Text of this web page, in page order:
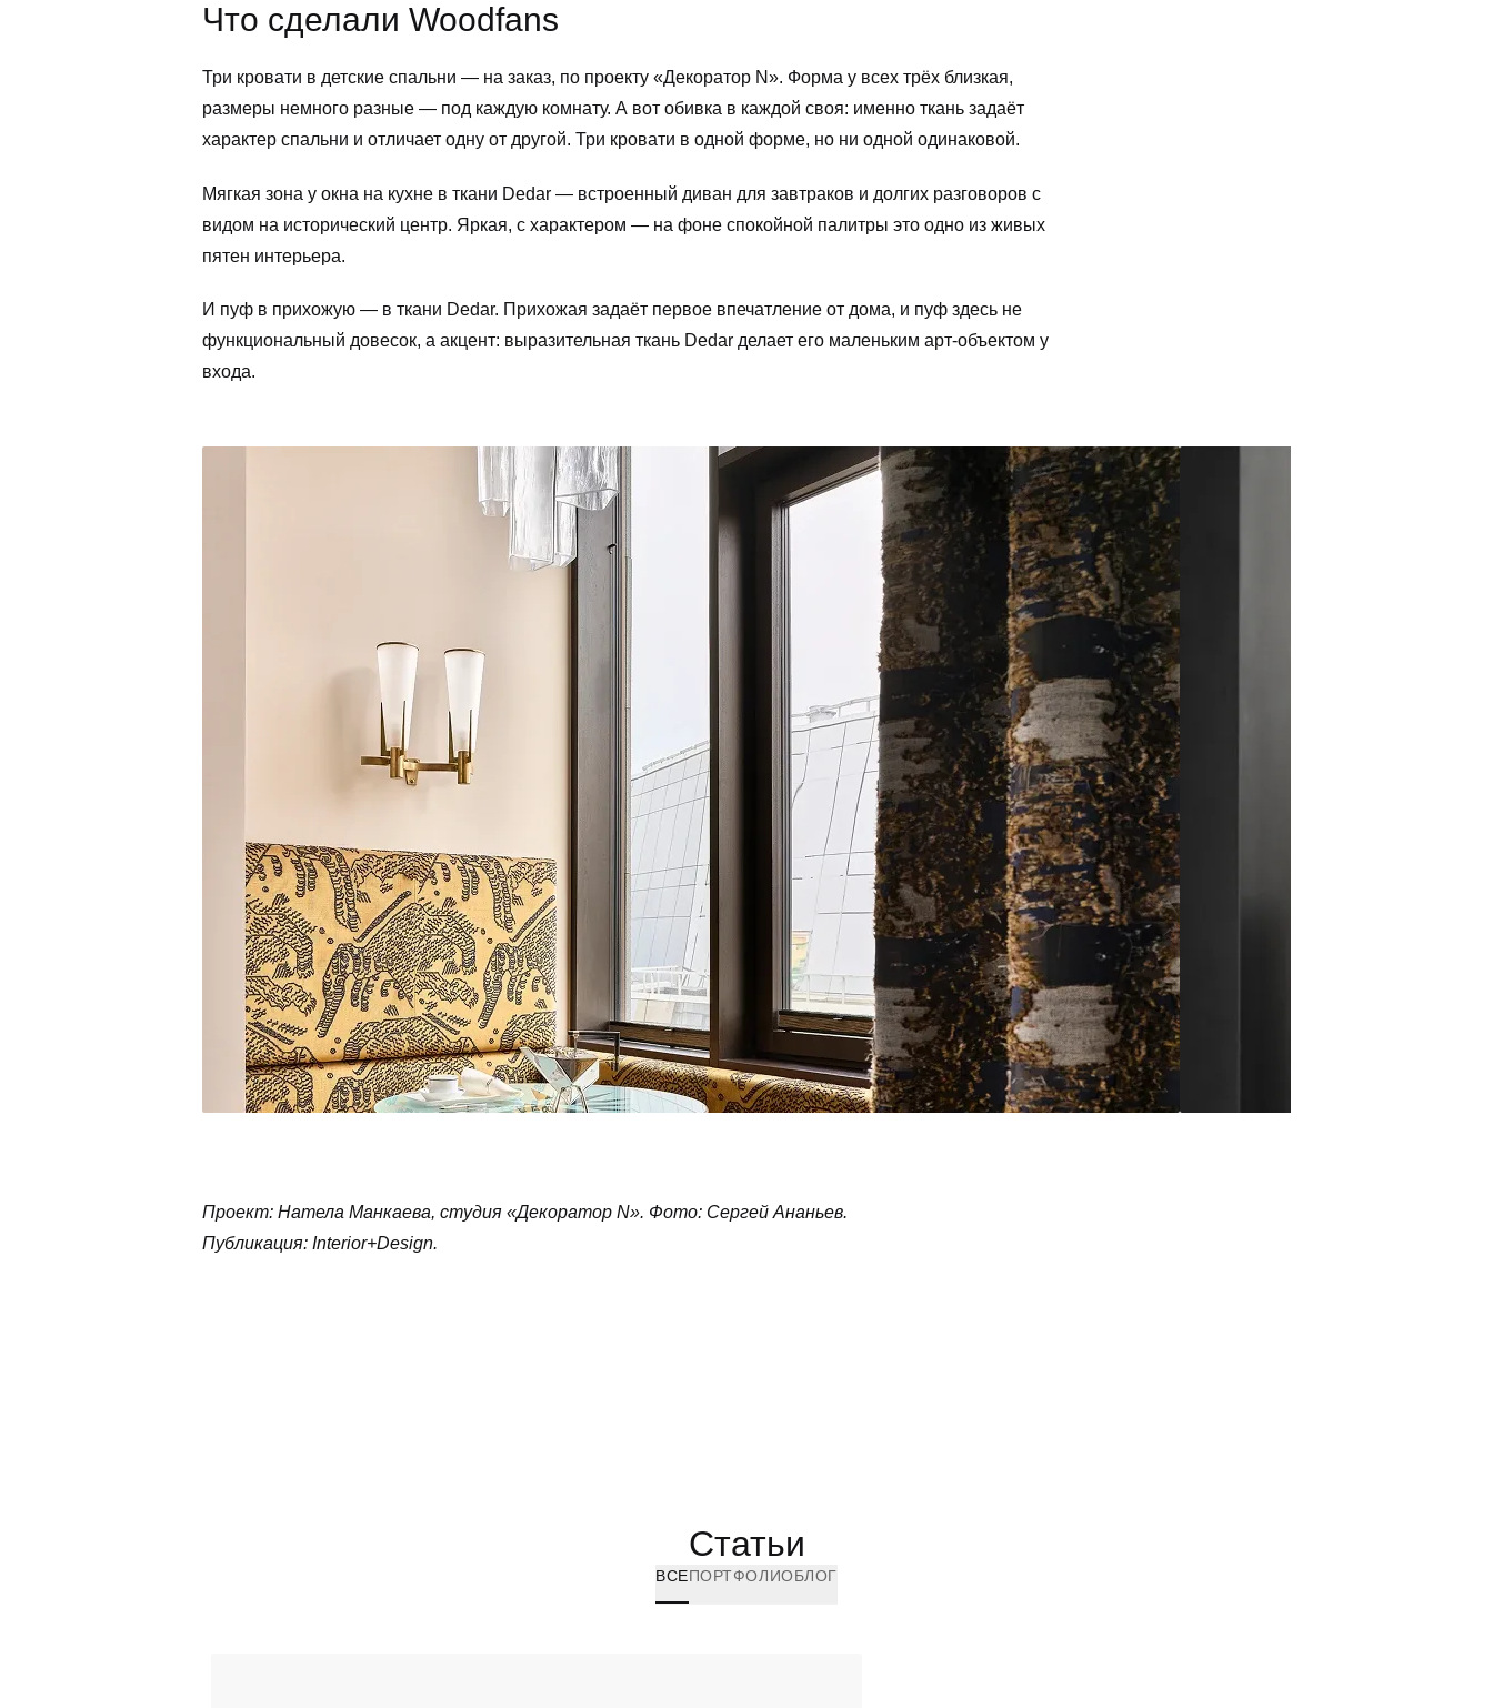
Что сделали Woodfans
Три кровати в детские спальни — на заказ, по проекту «Декоратор N». Форма у всех трёх близкая,
размеры немного разные — под каждую комнату. А вот обивка в каждой своя: именно ткань задаёт
характер спальни и отличает одну от другой. Три кровати в одной форме, но ни одной одинаковой.
Мягкая зона у окна на кухне в ткани Dedar — встроенный диван для завтраков и долгих разговоров с
видом на исторический центр. Яркая, с характером — на фоне спокойной палитры это одно из живых
пятен интерьера.
И пуф в прихожую — в ткани Dedar. Прихожая задаёт первое впечатление от дома, и пуф здесь не
функциональный довесок, а акцент: выразительная ткань Dedar делает его маленьким арт-объектом у
входа.
Проект: Натела Манкаева, студия «Декоратор N». Фото: Сергей Ананьев.
Публикация: Interior+Design.
Статьи
ВСЕПОРТФОЛИОБЛОГ